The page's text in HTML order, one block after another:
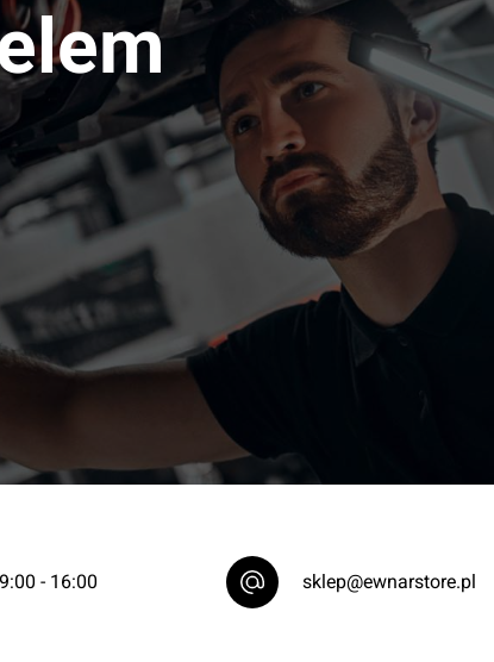
- 16:00 sklep@ewnarstore.pl